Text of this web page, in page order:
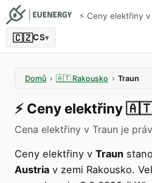
⚡️ Ceny elektřiny
🇨🇿CS▾
Domů › 🇦🇹 Rakousko › Traun
⚡️ Ceny elektřiny🇦🇹
Cena elektřiny v Traun je
Ceny elektřiny v Traun
Austria v zemi Rakousko.